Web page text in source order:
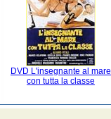
DVD L'insegnante al mare
con tutta la classe